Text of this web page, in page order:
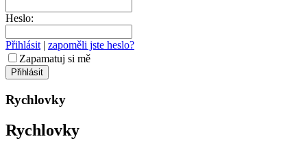
Heslo:
Přihlásit | zapoměli jste heslo?
Zapamatuj si mě
Rychlovky
Rychlovky